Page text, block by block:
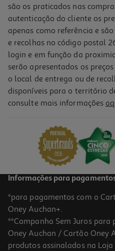
são os praticados nas
autenticação do cliente os
apenas como referência e
e recolhas no código postal
login e em função da
serão apresentados os
o local de entrega ou de
disponíveis para o território
consulte mais informações
Informações para
*para pagamentos com o
Oney Auchan+.
**Campanha Sem Juros
Oney Auchan / Cartão Oney
produtos assinalados na